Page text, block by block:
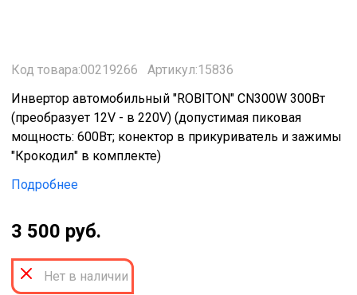
Код товара:00219266
Артикул:15836
Инвертор автомобильный "ROBITON" CN300W 300Вт
(преобразует 12V - в 220V) (допустимая пиковая
мощность: 600Вт; конектор в прикуриватель и зажимы
"Крокодил" в комплекте)
Подробнее
3 500 руб.
Нет в наличии